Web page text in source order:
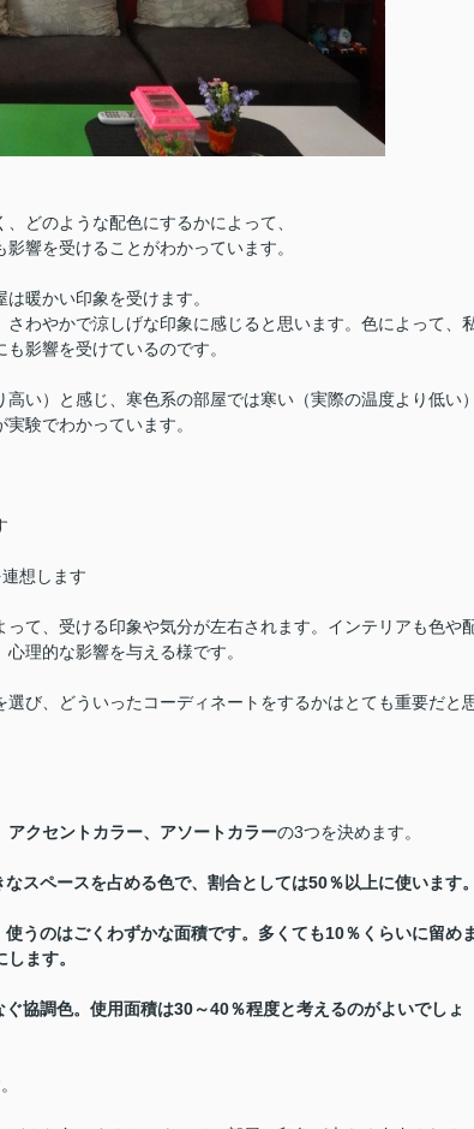
どのような配色にするかによって、
響を受けることがわかっています。
暖かい印象を受けます。
わやかで涼しげな印象に感じると思います。 色によって、
影響を受けているのです。
い）と感じ、寒色系の部屋では寒い（実際の温度より低い）
験でわかっています。
想します
て、受ける印象や気分が左右されます。 インテリアも色や
理的な影響を与える様です。
び、どういったコーディネートをするかはとても重要だと
アクセントカラー、アソートカラーの3つを決めます。
スペースを占める色で、割合としては50％以上に使います。
うのはごくわずかな面積です。多くても10％くらいに留めま
ます。
協調色。使用面積は30～40％程度と考えるのがよいでしょ